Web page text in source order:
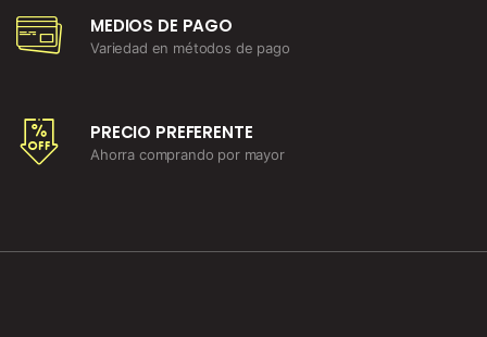
MEDIOS DE PAGO
Variedad en métodos de pago
PRECIO PREFERENTE
Ahorra comprando por mayor